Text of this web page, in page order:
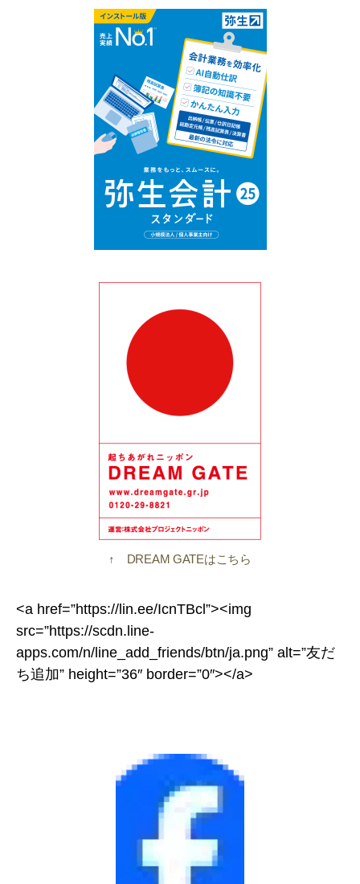
↑ DREAM GATEはこちら
<a href=”https://lin.ee/IcnTBcl”><img
src=”https://scdn.line-
apps.com/n/line_add_friends/btn/ja.png” alt=”友だ
ち追加” height=”36″ border=”0″></a>